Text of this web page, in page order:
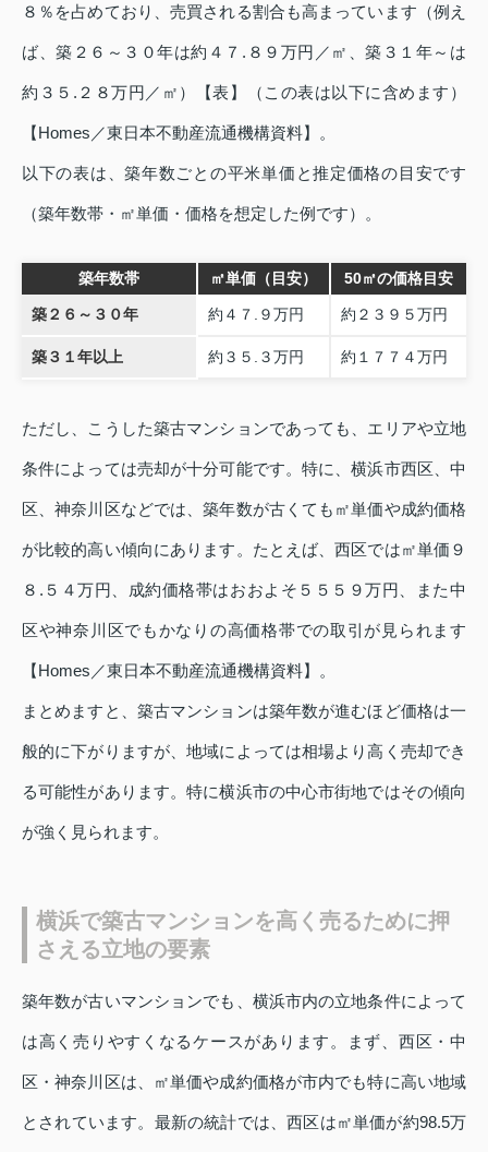
８％を占めており、売買される割合も高まっています（例え
ば、築２６～３０年は約４７.８９万円／㎡、築３１年～は
約３５.２８万円／㎡）【表】（この表は以下に含めます）
【Homes／東日本不動産流通機構資料】。
以下の表は、築年数ごとの平米単価と推定価格の目安です
（築年数帯・㎡単価・価格を想定した例です）。
築年数帯 ㎡単価（目安） 50㎡の価格目安
築２６～３０年 約４７.９万円 約２３９５万円
築３１年以上 約３５.３万円 約１７７４万円
ただし、こうした築古マンションであっても、エリアや立地
条件によっては売却が十分可能です。特に、横浜市西区、中
区、神奈川区などでは、築年数が古くても㎡単価や成約価格
が比較的高い傾向にあります。たとえば、西区では㎡単価９
８.５４万円、成約価格帯はおおよそ５５５９万円、また中
区や神奈川区でもかなりの高価格帯での取引が見られます
【Homes／東日本不動産流通機構資料】。
まとめますと、築古マンションは築年数が進むほど価格は一
般的に下がりますが、地域によっては相場より高く売却でき
る可能性があります。特に横浜市の中心市街地ではその傾向
が強く見られます。
横浜で築古マンションを高く売るために押
さえる立地の要素
築年数が古いマンションでも、横浜市内の立地条件によって
は高く売りやすくなるケースがあります。まず、西区・中
区・神奈川区は、㎡単価や成約価格が市内でも特に高い地域
とされています。最新の統計では、西区は㎡単価が約98.5万